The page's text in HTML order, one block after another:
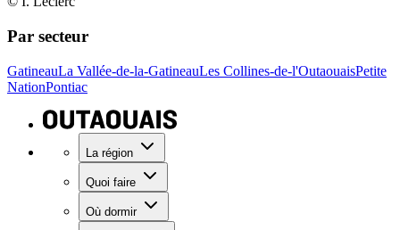
Par secteur
GatineauLa Vallée-de-la-GatineauLes Collines-de-l'OutaouaisPetite
NationPontiac
La région
Quoi faire
Où dormir